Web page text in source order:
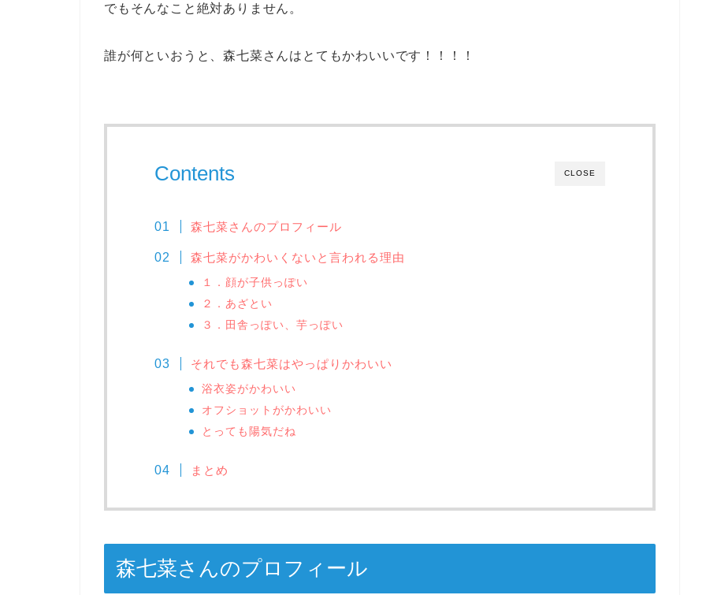
でもそんなこと絶対ありません。
誰が何といおうと、森七菜さんはとてもかわいいです！！！！
CLOSE
Contents
森七菜さんのプロフィール
森七菜がかわいくないと言われる理由
１．顔が子供っぽい
２．あざとい
３．田舎っぽい、芋っぽい
それでも森七菜はやっぱりかわいい
浴衣姿がかわいい
オフショットがかわいい
とっても陽気だね
まとめ
森七菜さんのプロフィール